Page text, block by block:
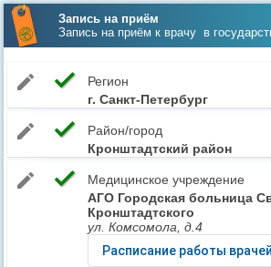
Запись на приём
Запись на приём к врачу в
edit check
Регион
г. Санкт-Петербург
edit check
Район/город
Кронштадтский район
edit check
Медицинское учреждение
АГО Городская больница
Кронштадтского
ул. Комсомола, д.4
Расписание работы врачей